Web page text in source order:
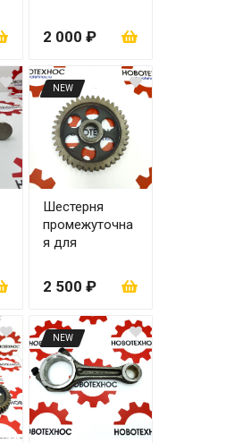
(комплект 8
шт.)
2 000 ₽
NEW
Шестерня
промежуточна
я для
ZHAZG1/ZHBG
14-A
2 500 ₽
NEW